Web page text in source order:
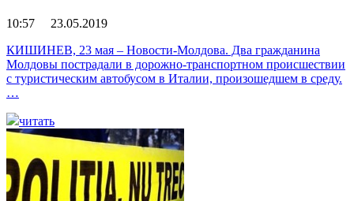
10:57 23.05.2019
КИШИНЕВ, 23 мая – Новости-Молдова. Два гражданина
Молдовы пострадали в дорожно-транспортном происшествии
с туристическим автобусом в Италии, произошедшем в среду.
…
читать